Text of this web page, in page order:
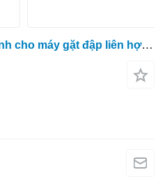
Sàng máy gặt liên hợp dành cho máy gặt đập liên hợp Massey Ferguson 9280